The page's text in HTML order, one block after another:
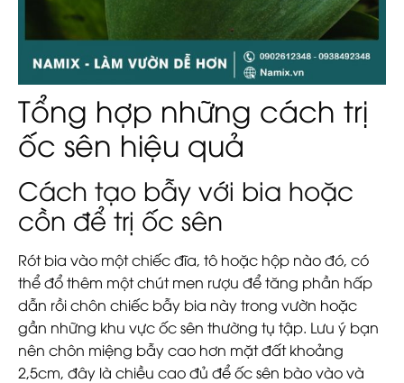
Tổng hợp những cách trị
ốc sên hiệu quả
Cách tạo bẫy với bia hoặc
cồn để trị ốc sên
Rót bia vào một chiếc đĩa, tô hoặc hộp nào đó, có
thể đổ thêm một chút men rượu để tăng phần hấp
dẫn rồi chôn chiếc bẫy bia này trong vườn hoặc
gần những khu vực ốc sên thường tụ tập. Lưu ý bạn
nên chôn miệng bẫy cao hơn mặt đất khoảng
2,5cm, đây là chiều cao đủ để ốc sên bào vào và